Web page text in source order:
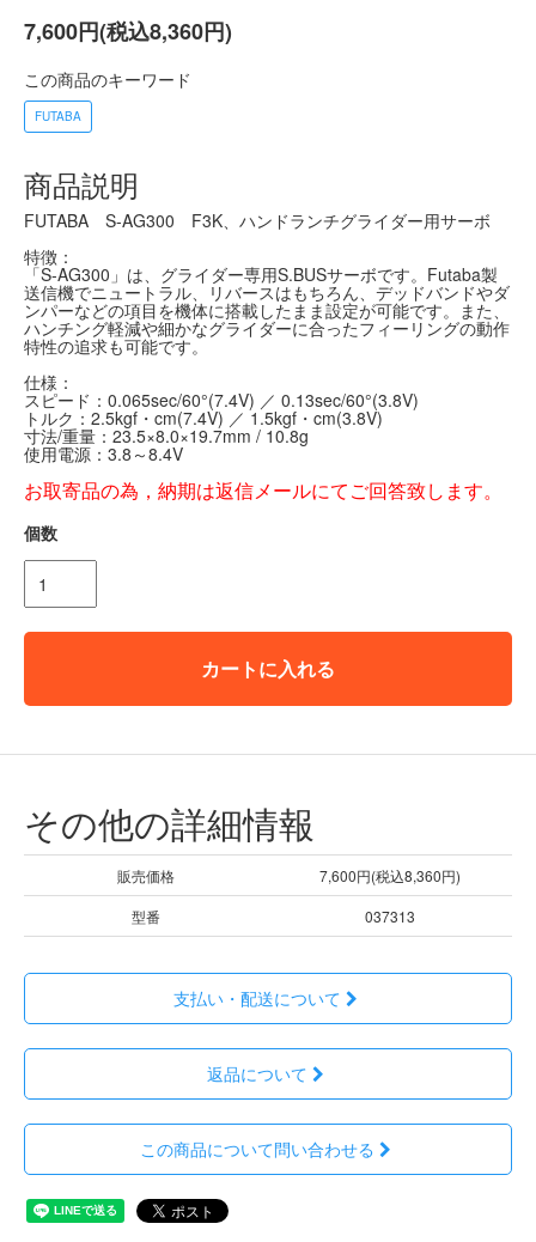
7,600円(税込8,360円)
この商品のキーワード
FUTABA
商品説明
FUTABA S-AG300 F3K、ハンドランチグライダー用サーボ
特徴：
「S-AG300」は、グライダー専用S.BUSサーボです。Futaba製
送信機でニュートラル、リバースはもちろん、デッドバンドやダ
ンパーなどの項目を機体に搭載したまま設定が可能です。また、
ハンチング軽減や細かなグライダーに合ったフィーリングの動作
特性の追求も可能です。
仕様：
スピード：0.065sec/60°(7.4V) ／ 0.13sec/60°(3.8V)
トルク：2.5kgf・cm(7.4V) ／ 1.5kgf・cm(3.8V)
寸法/重量：23.5×8.0×19.7mm / 10.8g
使用電源：3.8～8.4V
お取寄品の為，納期は返信メールにてご回答致します。
個数
カートに入れる
その他の詳細情報
販売価格
7,600円(税込8,360円)
型番
037313
支払い・配送について
返品について
この商品について問い合わせる